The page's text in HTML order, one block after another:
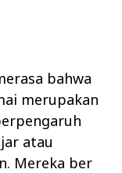
bahwa
merupakan
atau
Mereka ber